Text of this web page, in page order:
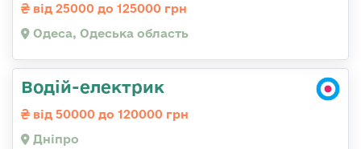
від 25000 до 125000 грн
Одеса, Одеська область
Водій-електрик
від 50000 до 120000 грн
Дніпро